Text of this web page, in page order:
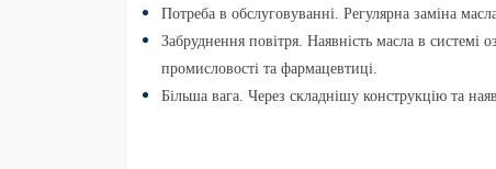
Потреба в обслуговуванні. Регулярна заміна
Забруднення повітря. Наявність масла в системі
промисловості та фармацевтиці.
Більша вага. Через складнішу конструкцію та